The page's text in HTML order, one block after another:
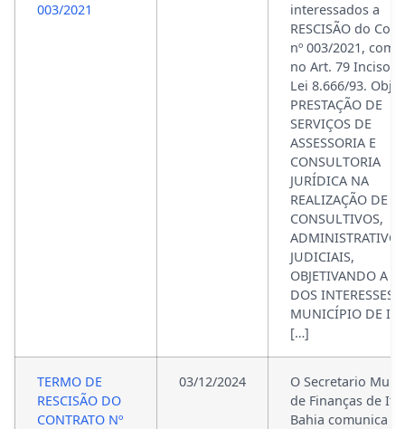
003/2021
interessados a
RESCISÃO do
nº 003/2021, com
no Art. 79 Inciso
Lei 8.666/93.
PRESTAÇÃO DE
SERVIÇOS DE
ASSESSORIA E
CONSULTORIA
JURÍDICA NA
REALIZAÇÃO DE
CONSULTIVOS,
JUDICIAIS,
OBJETIVANDO A
DOS INTERESSES
MUNICÍPIO DE
[…]
TERMO DE
RESCISÃO DO
CONTRATO Nº
03/12/2024
O Secretario
de Finanças de
Bahia comunica